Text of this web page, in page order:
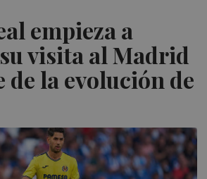
empieza a
visita al Madrid
de la evolución de